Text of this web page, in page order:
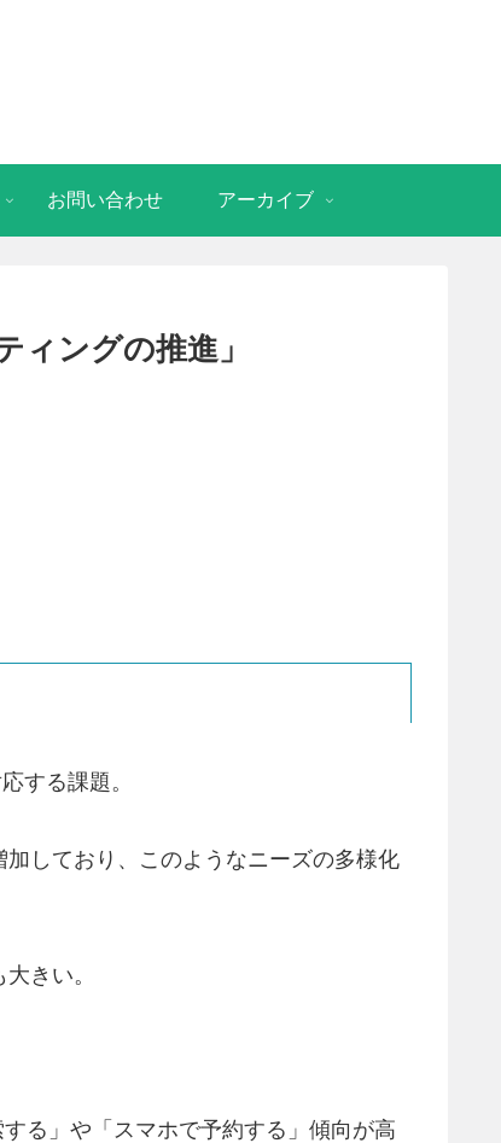
お問い合わせ アーカイブ
ィングの推進」
する課題。
しており、このようなニーズの多様化
きい。
る」や「スマホで予約する」傾向が高